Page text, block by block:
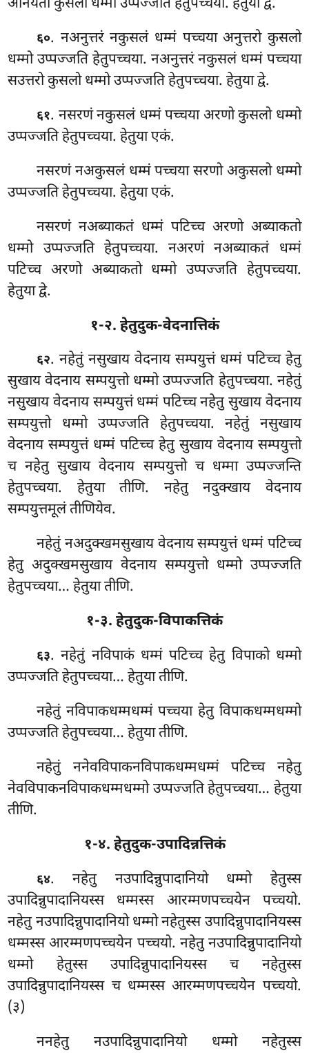
अनियतो कुसलो धम्मो उप्पज्जति हेतुपच्चया. हेतुया द्वे.
६०. नअनुत्तरं नकुसलं धम्मं पच्चया अनुत्तरो कुसलो
धम्मो उप्पज्जति हेतुपच्चया. नअनुत्तरं नकुसलं धम्मं पच्चया
सउत्तरो कुसलो धम्मो उप्पज्जति हेतुपच्चया. हेतुया द्वे.
६१. नसरणं नकुसलं धम्मं पच्चया अरणो कुसलो धम्मो
उप्पज्जति हेतुपच्चया. हेतुया एकं.
नसरणं नअकुसलं धम्मं पच्चया सरणो अकुसलो धम्मो
उप्पज्जति हेतुपच्चया. हेतुया एकं.
नसरणं नअब्याकतं धम्मं पटिच्च अरणो अब्याकतो
धम्मो उप्पज्जति हेतुपच्चया. नअरणं नअब्याकतं धम्मं
पटिच्च अरणो अब्याकतो धम्मो उप्पज्जति हेतुपच्चया.
हेतुया द्वे.
१-२. हेतुदुक-वेदनात्तिकं
६२. नहेतुं नसुखाय वेदनाय सम्पयुत्तं धम्मं पटिच्च हेतु
सुखाय वेदनाय सम्पयुत्तो धम्मो उप्पज्जति हेतुपच्चया. नहेतुं
नसुखायवेदनाय सम्पयुत्तं धम्मं पटिच्च नहेतु सुखाय वेदनाय
सम्पयुत्तो धम्मो उप्पज्जति हेतुपच्चया. नहेतुं नसुखाय
वेदनाय सम्पयुत्तं धम्मं पटिच्च हेतु सुखाय वेदनाय सम्पयुत्तो
च नहेतु सुखाय वेदनाय सम्पयुत्तो च धम्मा उप्पज्जन्ति
हेतुपच्चया. हेतुया तीणि. नहेतु नदुक्खाय वेदनाय
सम्पयुत्तमूलं तीणियेव.
नहेतुं नअदुक्खमसुखाय वेदनाय सम्पयुत्तं धम्मं पटिच्च
हेतु अदुक्खमसुखाय वेदनाय सम्पयुत्तो धम्मो उप्पज्जति
हेतुपच्चया… हेतुया तीणि.
१-३. हेतुदुक-विपाकत्तिकं
६३. नहेतुं नविपाकं धम्मं पटिच्च हेतु विपाको धम्मो
उप्पज्जति हेतुपच्चया… हेतुया तीणि.
नहेतुं नविपाकधम्मधम्मं पच्चया हेतु विपाकधम्मधम्मो
उप्पज्जति हेतुपच्चया… हेतुया तीणि.
नहेतुं ननेवविपाकनविपाकधम्मधम्मं पटिच्च नहेतु
नेवविपाकनविपाकधम्मधम्मो उप्पज्जति हेतुपच्चया… हेतुया
तीणि.
१-४. हेतुदुक-उपादिन्नत्तिकं
६४. नहेतु नउपादिन्नुपादानियो धम्मो हेतुस्स
उपादिन्नुपादानियस्स धम्मस्स आरम्मणपच्चयेन पच्चयो.
नहेतु नउपादिन्नुपादानियो धम्मो नहेतुस्स उपादिन्नुपादानियस्स
धम्मस्स आरम्मणपच्चयेन पच्चयो. नहेतु नउपादिन्नुपादानियो
धम्मो हेतुस्स उपादिन्नुपादानियस्सच नहेतुस्स
उपादिन्नुपादानियस्स च धम्मस्स आरम्मणपच्चयेन पच्चयो.
(३)
ननहेतु नउपादिन्नुपादानियो धम्मो नहेतुस्स